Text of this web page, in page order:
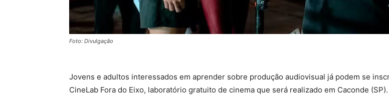
Foto: Divulgação
Jovens e adultos interessados em aprender sobre produção audiovisual já podem se
CineLab Fora do Eixo, laboratório gratuito de cinema que será realizado em Caconde (SP).